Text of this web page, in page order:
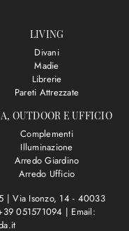
LIVING
Divani
Madie
Librerie
Pareti Attrezzate
OUTDOOR E UFFICIO
Complementi
Illuminazione
Arredo Giardino
Arredo Ufficio
|Via Isonzo, 14 - 40033
051571094 | Email: